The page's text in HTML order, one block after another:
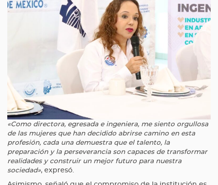
«Como directora, egresada e ingeniera, me siento orgullosa
de las mujeres que han decidido abrirse camino en esta
profesión, cada una demuestra que el talento, la
preparación y la perseverancia son capaces de transformar
realidades y construir un mejor futuro para nuestra
sociedad», expresó.